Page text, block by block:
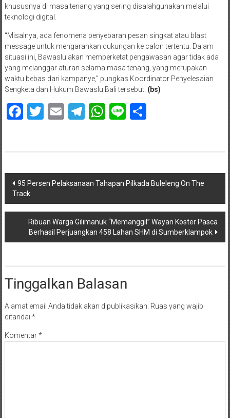
khususnya di masa tenang yang sering disalahgunakan melalui
teknologi digital.
“Misalnya, ada fenomena penyebaran pesan singkat atau blast
message untuk mengarahkan dukungan ke calon tertentu. Dalam
situasi ini, Bawaslu akan memperketat pengawasan agar tidak ada
yang melanggar aturan selama masa tenang, yang merupakan
waktu bebas dari kampanye,” pungkas Koordinator Penyelesaian
Sengketa dan Hukum Bawaslu Bali tersebut. (bs)
Facebook
Twitter
EmailTelegram
WhatsApp
LineShare
Navigasi
pos
95 Persen Pelaksanaan Tahapan Pilkada Buleleng On The
Track
Ribuan Warga Gilimanuk “Memanggil” Wayan Koster Pasca
Berhasil Perjuangkan 458 Lahan SHM di Sumberklampok
Tinggalkan Balasan
Alamat email Anda tidak akan dipublikasikan. Ruas yang wajib
ditandai *
Komentar*